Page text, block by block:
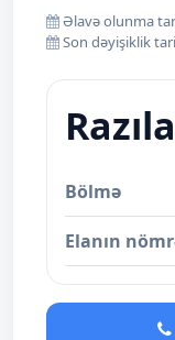
Əlavə olunma
Son dəyişiklik
Bölmə
Elanın